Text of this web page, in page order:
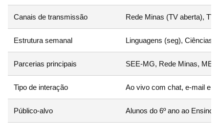
Canais de transmissão Rede Minas (TV aberta), TV
Estrutura semanal Linguagens (seg), Ciências
Parcerias principais SEE-MG, Rede Minas,
Tipo de interação Ao vivo com chat, e-mail e
Público-alvo Alunos do 6º ano ao Ensino